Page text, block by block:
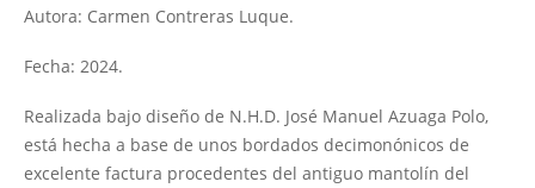
Autora: Carmen Contreras Luque.
Fecha: 2024.
Realizada bajo diseño de N.H.D. José Manuel Azuaga Polo,
está hecha a base de unos bordados decimonónicos de
excelente factura procedentes del antiguo mantolín del